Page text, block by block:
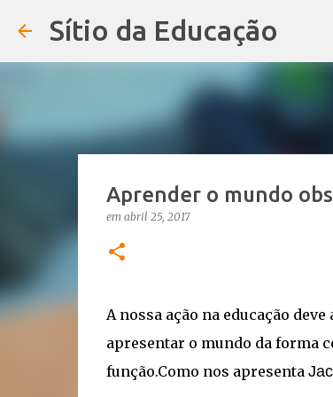
Sítio da Educação
Aprender o mundo
em abril 25, 2017
A nossa ação na educação
apresentar o mundo da forma
função.Como nos apresenta